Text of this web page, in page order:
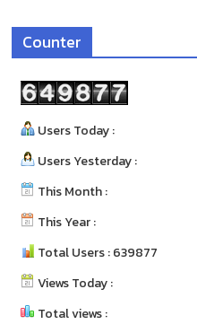
Counter
Users Today :
Users Yesterday :
This Month :
This Year :
Total Users : 639877
Views Today :
Total views :